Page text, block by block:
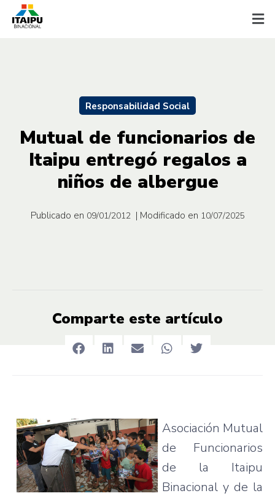
Responsabilidad Social
Mutual de funcionarios de
Itaipu entregó regalos a
niños de albergue
Publicado en 09/01/2012 | Modificado en 10/07/2025
Comparte este artículo
Asociación Mutual
de Funcionarios
de la Itaipu
Binacional y de la